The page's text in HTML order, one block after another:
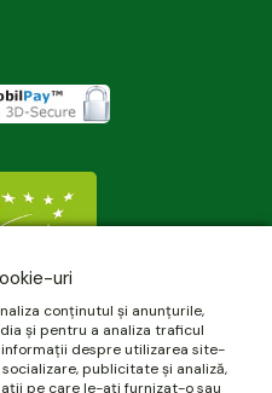
uri
conținutul și anunțurile,
și pentru a analiza traficul
despre utilizarea site-
publicitate și analiză,
pe care le-ați furnizat-o sau